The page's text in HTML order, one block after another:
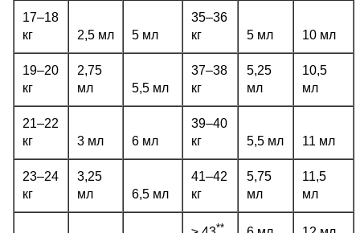
17–18
кг
2,5 мл 5 мл
35–36
кг
5 мл 10 мл
19–20
кг
2,75
мл
5,5 мл
37–38
кг
5,25
мл
10,5
мл
21–22
кг
3 мл 6 мл
39–40
кг
5,5 мл 11 мл
23–24
кг
3,25
мл
6,5 мл
41–42
кг
5,75
мл
11,5
мл
**